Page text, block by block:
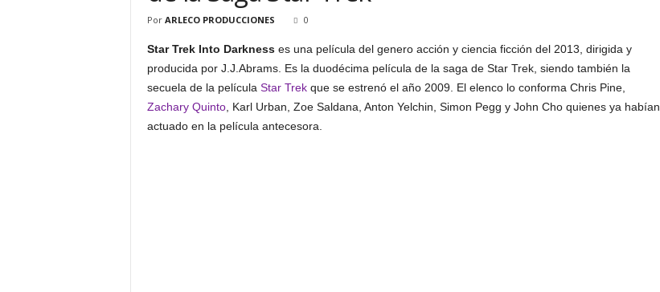
Por ARLECO PRODUCCIONES 0
Star Trek Into Darknesses una película del genero acción y ciencia ficción del 2013, dirigida y
producida por J.J.Abrams. Es la duodécima película de la saga de Star Trek, siendo también la
secuela de la película Star Trekque se estrenó el año 2009. El elenco lo conforma Chris Pine,
Zachary Quinto, Karl Urban, Zoe Saldana, Anton Yelchin, Simon Pegg y John Cho quienes ya habían
actuado en la película antecesora.